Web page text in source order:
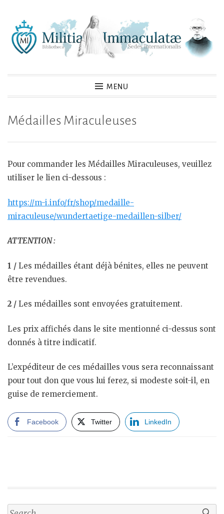
content
MENU
Médailles Miraculeuses
Pour commander les Médailles Miraculeuses, veuillez
utiliser le lien ci-dessous :
https://m-i.info/fr/shop/medaille-
miraculeuse/wundertaetige-medaillen-silber/
ATTENTION :
1 / Les médailles étant déjà bénites, elles ne peuvent
être revendues.
2 / Les médailles sont envoyées gratuitement.
Les prix affichés dans le site mentionné ci-dessus sont
donnés à titre indicatif.
L’expéditeur de ces médailles vous sera reconnaissant
pour tout don que vous lui ferez, si modeste soit-il, en
guise de remerciement.
Facebook Twitter LinkedIn
Search